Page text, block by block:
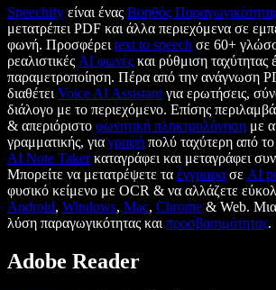
Speechify είναι ένας Βοηθός
μετατρέπει PDF και άλλα περιεχόμενα σε
φωνή. Προσφέρει text to speech σε 60+
ρεαλιστικές AI φωνές και ρύθμιση
παραμετροποίηση. Πέρα από την ανάγνωση
διαθέτει Voice AI Assistant για ερωτήσεις,
διάλογο με το περιεχόμενο. Επίσης
& απεριόριστο φωνητική πληκτρολόγηση με
γραμματικής, για γραφή πολύ ταχύτερη από
AI Note Takerκαταγράφει και μεταγράφει
Μπορείτε να μετατρέψετε τα έγγραφα σε AI
φυσικό κείμενο με OCR & να αλλάζετε
Android, Windows, Mac, Chrome & Web.
λύση παραγωγικότητας και προσβασιμότητας.
Adobe Reader